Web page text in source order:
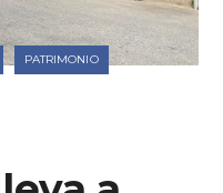
PATRIMONIO